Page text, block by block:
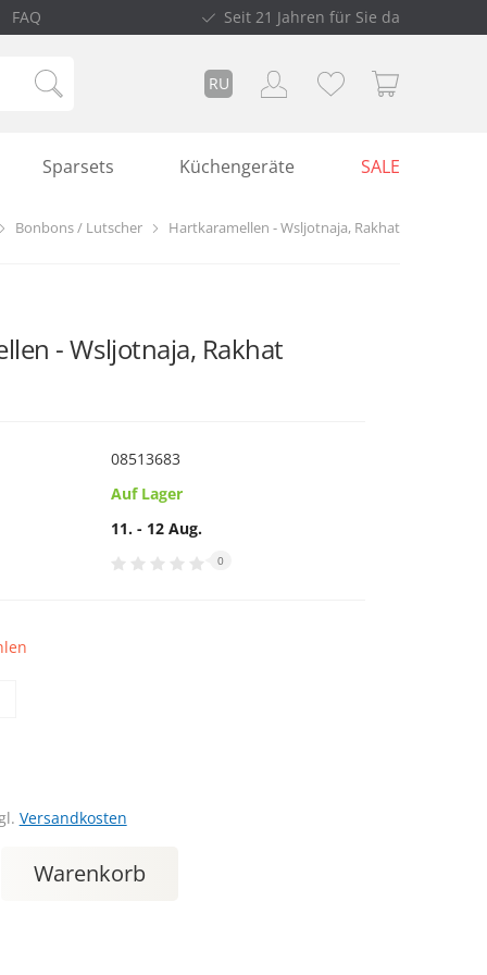
FAQ Seit 21 Jahren für Sie da
RU
Sparsets Küchengeräte SALE
Bonbons / Lutscher Hartkaramellen - Wsljotnaja, Rakhat
- Wsljotnaja, Rakhat
08513683
Auf Lager
11. - 12 Aug.
0
Versandkosten
Warenkorb